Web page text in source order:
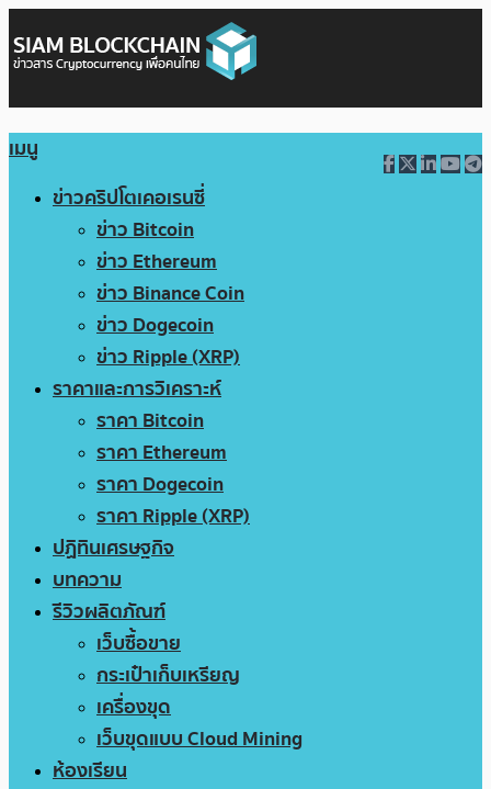
เมนู
ข่าวคริปโตเคอเรนซี่
ข่าว Bitcoin
ข่าว Ethereum
ข่าว Binance Coin
ข่าว Dogecoin
ข่าว Ripple (XRP)
ราคาและการวิเคราะห์
ราคา Bitcoin
ราคา Ethereum
ราคา Dogecoin
ราคา Ripple (XRP)
ปฏิทินเศรษฐกิจ
บทความ
รีวิวผลิตภัณฑ์
เว็บซื้อขาย
กระเป๋าเก็บเหรียญ
เครื่องขุด
เว็บขุดแบบ Cloud Mining
ห้องเรียน